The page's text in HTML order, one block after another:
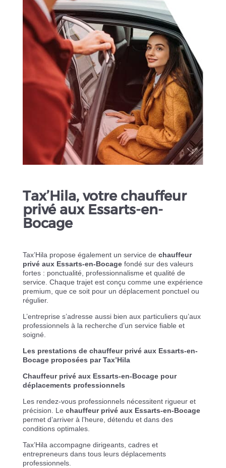
Tax’Hila, votre chauffeur
privé aux Essarts-en-
Bocage
Tax’Hila propose également un service de chauffeur
privé aux Essarts-en-Bocagefondé sur des valeurs
fortes : ponctualité, professionnalisme et qualité de
service. Chaque trajet est conçu comme une expérience
premium, que ce soit pour un déplacement ponctuel ou
régulier.
L’entreprise s’adresse aussi bien aux particuliers qu’aux
professionnels à la recherche d’un service fiable et
soigné.
Les prestations de chauffeur privé aux Essarts-en-
Bocage proposées par Tax’Hila
Chauffeur privé aux Essarts-en-Bocage pour
déplacements professionnels
Les rendez-vous professionnels nécessitent rigueur et
précision. Le chauffeur privé aux Essarts-en-Bocage
permet d’arriver à l’heure, détendu et dans des
conditions optimales.
Tax’Hila accompagne dirigeants, cadres et
entrepreneurs dans tous leurs déplacements
professionnels.